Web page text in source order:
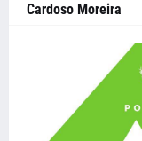
Cardoso Moreira